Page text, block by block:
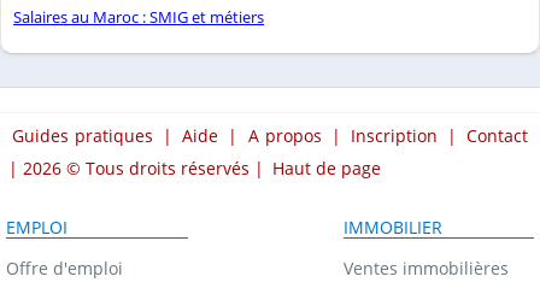
Salaires au Maroc : SMIG et métiers
Guides pratiques | Aide | A propos | Inscription | Contact
| 2026 © Tous droits réservés | Haut de page
EMPLOI
Offre d'emploi
IMMOBILIER
Ventes immobilières